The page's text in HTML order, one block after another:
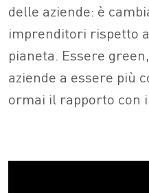
delle aziende: è
imprenditori rispetto
pianeta. Essere
aziende a essere più
ormai il rapporto con